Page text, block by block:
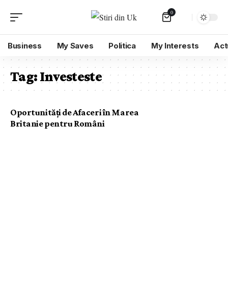
0
Business My Saves Politica My Interests
Tag:Investeste
Oportunități de Afaceri în Marea
Britanie pentru Români